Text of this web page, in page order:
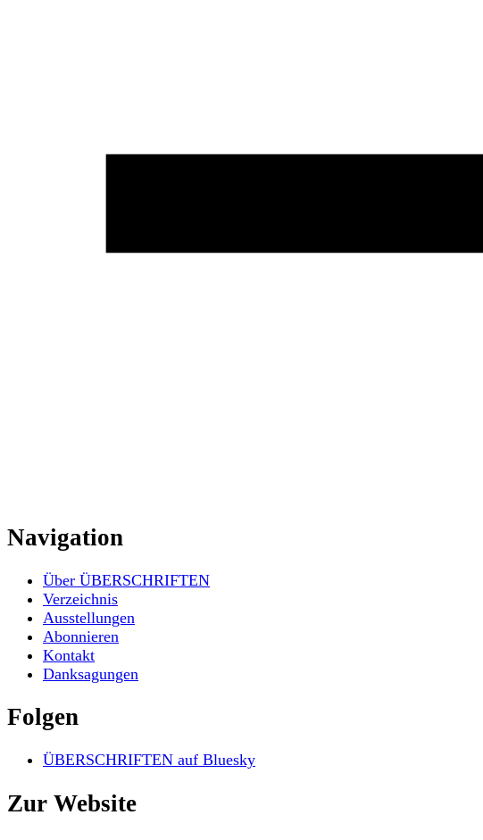
Navigation
Über ÜBERSCHRIFTEN
Verzeichnis
Ausstellungen
Abonnieren
Kontakt
Danksagungen
Folgen
ÜBERSCHRIFTEN auf Bluesky
Zur Website